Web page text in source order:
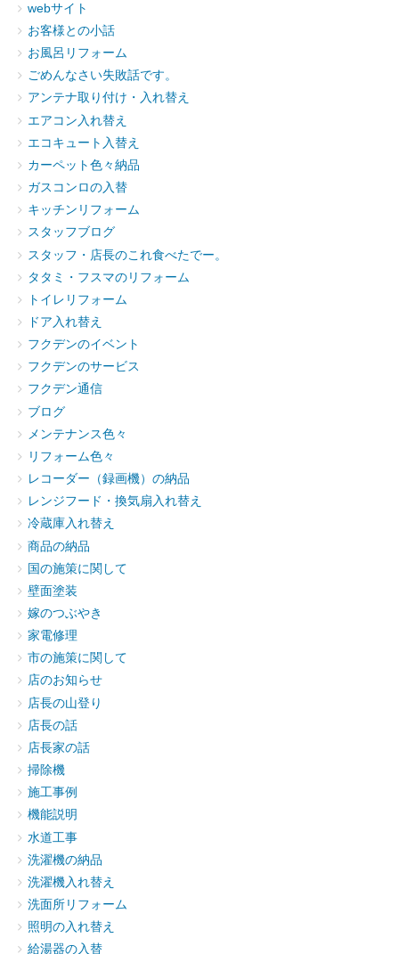
webサイト
お客様との小話
お風呂リフォーム
ごめんなさい失敗話です。
アンテナ取り付け・入れ替え
エアコン入れ替え
エコキュート入替え
カーペット色々納品
ガスコンロの入替
キッチンリフォーム
スタッフブログ
スタッフ・店長のこれ食べたでー。
タタミ・フスマのリフォーム
トイレリフォーム
ドア入れ替え
フクデンのイベント
フクデンのサービス
フクデン通信
ブログ
メンテナンス色々
リフォーム色々
レコーダー（録画機）の納品
レンジフード・換気扇入れ替え
冷蔵庫入れ替え
商品の納品
国の施策に関して
壁面塗装
嫁のつぶやき
家電修理
市の施策に関して
店のお知らせ
店長の山登り
店長の話
店長家の話
掃除機
施工事例
機能説明
水道工事
洗濯機の納品
洗濯機入れ替え
洗面所リフォーム
照明の入れ替え
給湯器の入替